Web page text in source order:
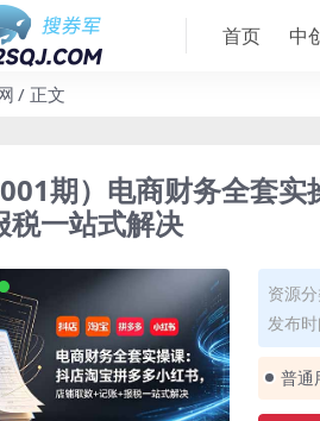
首页 中
正文
期）电商财务全套
税一站式解决
资源
发布
普通